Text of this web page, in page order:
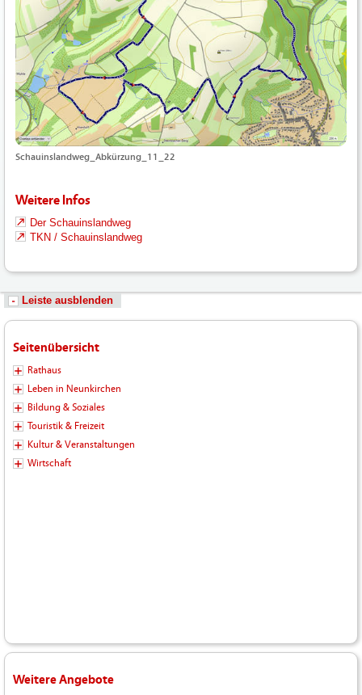
Schauinslandweg_Abkürzung_11_22
Weitere Infos
Der Schauinslandweg
TKN / Schauinslandweg
Leiste ausblenden
Seitenübersicht
Rathaus
Leben in Neunkirchen
Bildung & Soziales
Touristik & Freizeit
Kultur & Veranstaltungen
Wirtschaft
Weitere Angebote